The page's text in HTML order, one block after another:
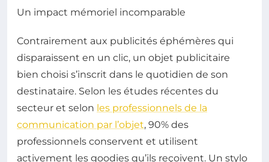
Un impact mémoriel incomparable
Contrairement aux publicités éphémères qui
disparaissent en un clic, un objet publicitaire
bien choisi s’inscrit dans le quotidien de son
destinataire. Selon les études récentes du
secteur et selon les professionnels de la
communication par l’objet, 90% des
professionnels conservent et utilisent
activement les goodies qu’ils reçoivent. Un stylo